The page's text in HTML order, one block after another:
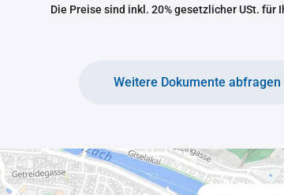
Die Preise sind inkl. 20% gesetzlicher USt.
Weitere Dokumente abfragen